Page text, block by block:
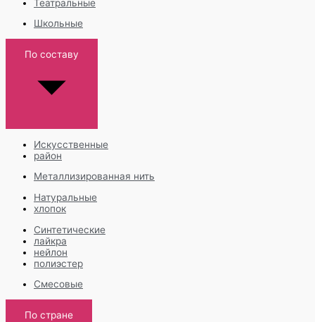
Театральные
Школьные
По составу
Искусственные
район
Металлизированная нить
Натуральные
хлопок
Синтетические
лайкра
нейлон
полиэстер
Смесовые
По стране